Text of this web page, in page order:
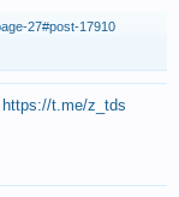
27#post-17910
https://t.me/z_tds